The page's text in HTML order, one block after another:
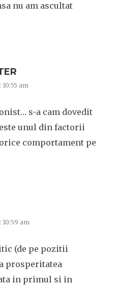
nu am ascultat
10:55 am
s-a cam dovedit
unul din factorii
comportament pe
10:59 am
(de pe pozitii
prosperitatea
in primul si in